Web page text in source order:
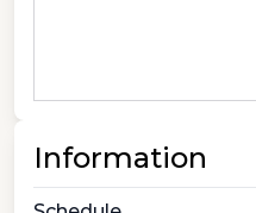
Information